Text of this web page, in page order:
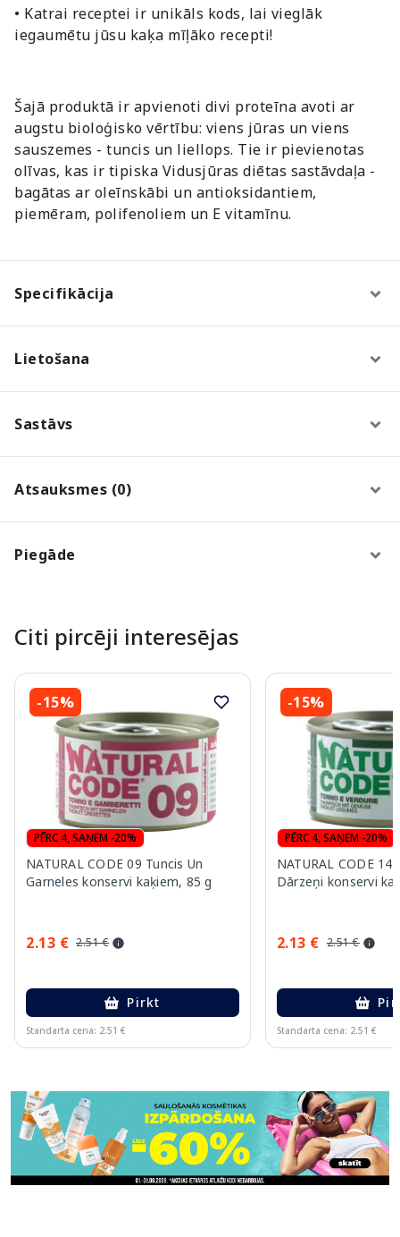
• Katrai receptei ir unikāls kods, lai vieglāk
iegaumētu jūsu kaķa mīļāko recepti!
Šajā produktā ir apvienoti divi proteīna avoti ar
augstu bioloģisko vērtību: viens jūras un viens
sauszemes - tuncis un liellops. Tie ir pievienotas
olīvas, kas ir tipiska Vidusjūras diētas sastāvdaļa -
bagātas ar oleīnskābi un antioksidantiem,
piemēram, polifenoliem un E vitamīnu.
Specifikācija
Lietošana
Sastāvs
Atsauksmes (0)
Piegāde
Citi pircēji interesējas
-15%
PĒRC 4, SAŅEM -20%
NATURAL CODE 09 Tuncis Un
Garneles konservi kaķiem, 85 g
2.13 € 2.51 €
Pirkt
Standarta cena: 2.51 €
-15%
PĒRC 4, SAŅEM -20%
NATURAL CODE 14
Dārzeņi konservi
2.13 € 2.51 €
Standarta cena: 2.51 €